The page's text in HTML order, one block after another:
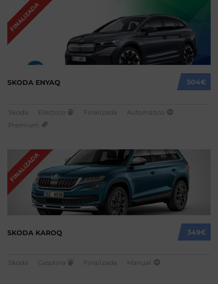
FINALIZADA
504€
SKODA ENYAQ
Skoda Eléctrico Finalizada
Automático
Premium
FINALIZADA
349€
SKODA KAROQ
Skoda Gasolina Finalizada Manual